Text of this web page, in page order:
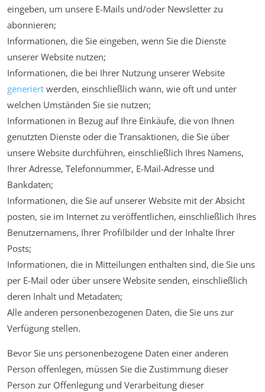
eingeben, um unsere E-Mails und/oder Newsletter zu
abonnieren;
Informationen, die Sie eingeben, wenn Sie die Dienste
unserer Website nutzen;
Informationen, die bei Ihrer Nutzung unserer Website
generiert werden, einschließlich wann, wie oft und unter
welchen Umständen Sie sie nutzen;
Informationen in Bezug auf Ihre Einkäufe, die von Ihnen
genutzten Dienste oder die Transaktionen, die Sie über
unsere Website durchführen, einschließlich Ihres Namens,
Ihrer Adresse, Telefonnummer, E-Mail-Adresse und
Bankdaten;
Informationen, die Sie auf unserer Website mit der Absicht
posten, sie im Internet zu veröffentlichen, einschließlich Ihres
Benutzernamens, Ihrer Profilbilder und der Inhalte Ihrer
Posts;
Informationen, die in Mitteilungen enthalten sind, die Sie uns
per E-Mail oder über unsere Website senden, einschließlich
deren Inhalt und Metadaten;
Alle anderen personenbezogenen Daten, die Sie uns zur
Verfügung stellen.
Bevor Sie uns personenbezogene Daten einer anderen
Person offenlegen, müssen Sie die Zustimmung dieser
Person zur Offenlegung und Verarbeitung dieser